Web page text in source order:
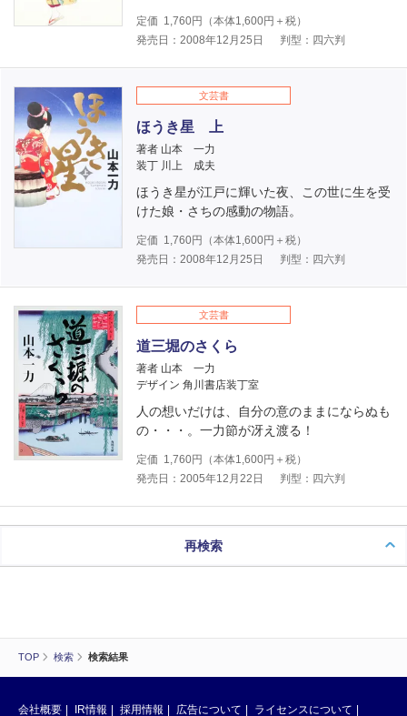
TOP 検索 検索結果
定価 1,760円（本体1,600円＋税）
発売日：2008年12月25日
判型：四六判
文芸書
ほうき星 上
著者 山本 一力
装丁 川上 成夫
ほうき星が江戸に輝いた夜、この世に生を受
けた娘・さちの感動の物語。
定価 1,760円（本体1,600円＋税）
発売日：2008年12月25日
判型：四六判
文芸書
道三堀のさくら
著者 山本 一力
デザイン 角川書店装丁室
人の想いだけは、自分の意のままにならぬも
の・・・。一力節が冴え渡る！
定価 1,760円（本体1,600円＋税）
発売日：2005年12月22日
判型：四六判
再検索
会社概要 IR情報 採用情報 広告について ライセンスについて